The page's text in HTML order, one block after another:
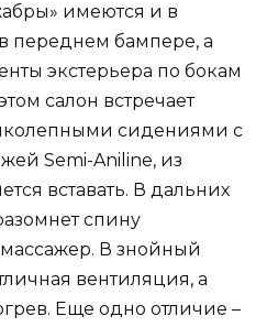
имеются и в
переднем бампере, а
экстерьера по бокам
салон встречает
сидениями с
Semi-Aniline, из
вставать. В дальних
спину
В знойный
вентиляция, а
Еще одно отличие –